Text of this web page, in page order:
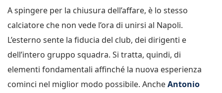
A spingere per la chiusura dell’affare, è lo stesso
calciatore che non vede l’ora di unirsi al Napoli.
L’esterno sente la fiducia del club, dei dirigenti e
dell’intero gruppo squadra. Si tratta, quindi, di
elementi fondamentali affinché la nuova esperienza
cominci nel miglior modo possibile. AncheAntonio